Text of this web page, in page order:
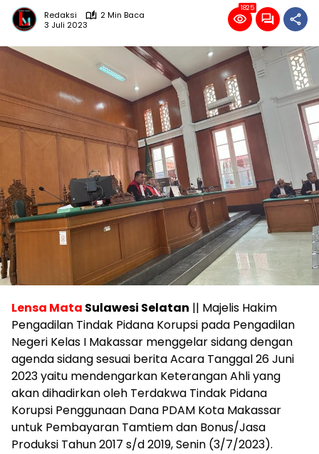
Redaksi
2 Min Baca
3 Juli 2023
1825
Lensa Mata Sulawesi Selatan || Majelis Hakim
Pengadilan Tindak Pidana Korupsi pada Pengadilan
Negeri Kelas I Makassar menggelar sidang dengan
agenda sidang sesuai berita Acara Tanggal 26 Juni
2023 yaitu mendengarkan Keterangan Ahli yang
akan dihadirkan oleh Terdakwa Tindak Pidana
Korupsi Penggunaan Dana PDAM Kota Makassar
untuk Pembayaran Tamtiem dan Bonus/Jasa
Produksi Tahun 2017 s/d 2019, Senin (3/7/2023).